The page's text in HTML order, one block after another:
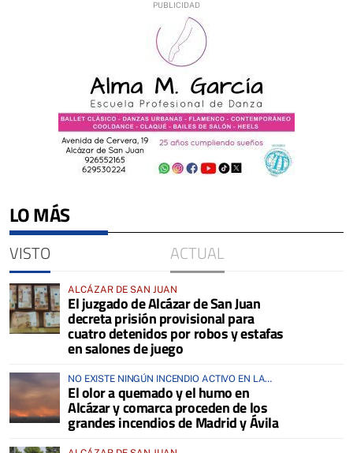
LO MÁS
VISTO ACTUAL
ALCÁZAR DE SAN JUAN
El juzgado de Alcázar de San Juan
decreta prisión provisional para
cuatro detenidos por robos y estafas
en salones de juego
NO EXISTE NINGÚN INCENDIO ACTIVO EN LA
COMARCA
El olor a quemado y el humo en
Alcázar y comarca proceden de los
grandes incendios de Madrid y Ávila